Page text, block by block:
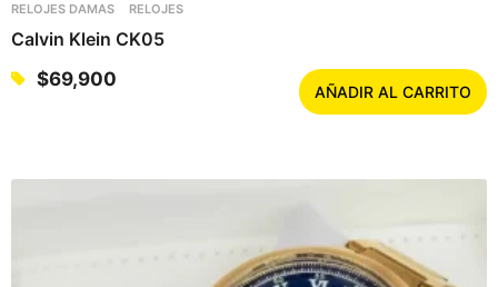
RELOJES DAMAS RELOJES
Calvin Klein CK05
$69,900
AÑADIR AL CARRITO